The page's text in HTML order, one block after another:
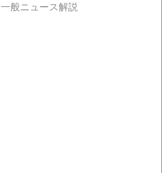
一般ニュース解説